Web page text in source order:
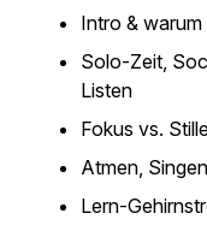
Intro &
Solo-Zeit,
Listen
Fokus vs.
Atmen,
Lern-